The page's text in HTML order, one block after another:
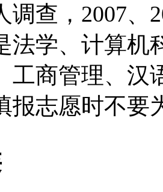
调查，2007、
法学、计算机
工商管理、汉
报志愿时不要